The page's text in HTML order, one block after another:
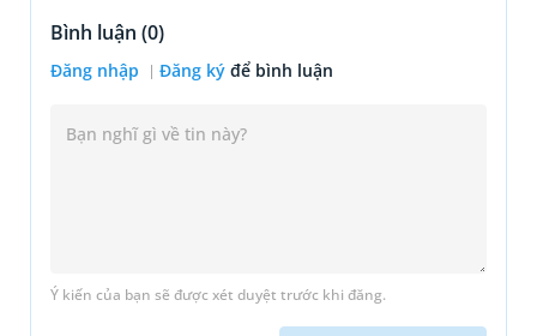
Bình luận (0)
Đăng nhập Đăng ký để bình luận
Ý kiến của bạn sẽ được xét duyệt trước khi đăng.